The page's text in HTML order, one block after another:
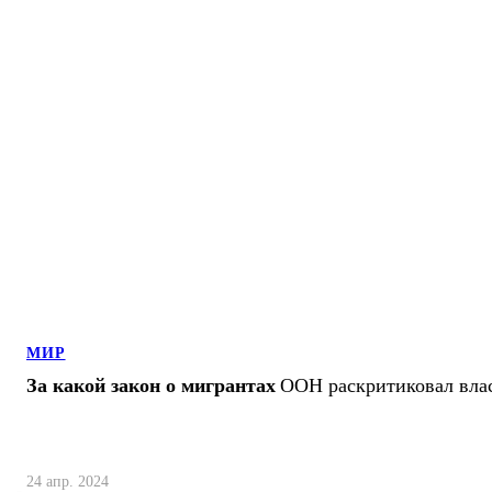
МИР
За какой закон о мигрантах ООН раскритиковал
24 апр. 2024